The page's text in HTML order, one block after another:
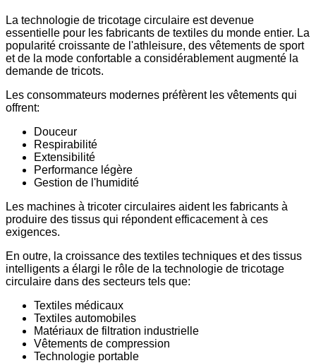
La technologie de tricotage circulaire est devenue
essentielle pour les fabricants de textiles du monde entier. La
popularité croissante de l'athleisure, des vêtements de sport
et de la mode confortable a considérablement augmenté la
demande de tricots.
Les consommateurs modernes préfèrent les vêtements qui
offrent:
Douceur
Respirabilité
Extensibilité
Performance légère
Gestion de l'humidité
Les machines à tricoter circulaires aident les fabricants à
produire des tissus qui répondent efficacement à ces
exigences.
En outre, la croissance des textiles techniques et des tissus
intelligents a élargi le rôle de la technologie de tricotage
circulaire dans des secteurs tels que:
Textiles médicaux
Textiles automobiles
Matériaux de filtration industrielle
Vêtements de compression
Technologie portable